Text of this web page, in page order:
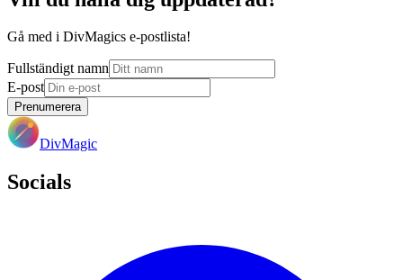
Gå med i DivMagics e-postlista!
Fullständigt namn
E-post
Prenumerera
DivMagic
Socials